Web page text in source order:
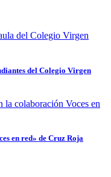
del Colegio Virgen
en red» de Cruz Roja